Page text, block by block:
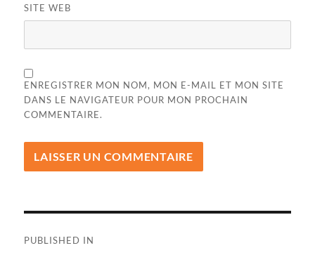
SITE WEB
ENREGISTRER MON NOM, MON E-MAIL ET MON SITE
DANS LE NAVIGATEUR POUR MON PROCHAIN
COMMENTAIRE.
PUBLISHED IN